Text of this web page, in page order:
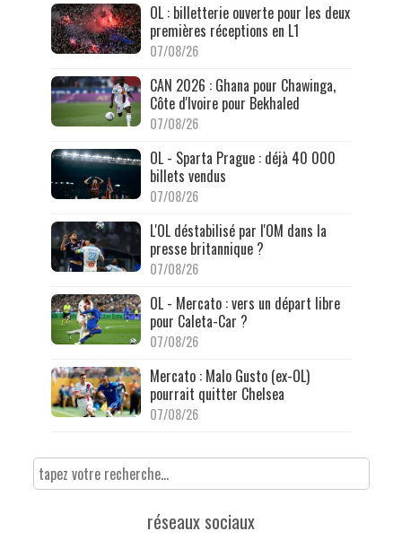
OL : billetterie ouverte pour les deux
premières réceptions en L1
07/08/26
CAN 2026 : Ghana pour Chawinga,
Côte d'Ivoire pour Bekhaled
07/08/26
OL - Sparta Prague : déjà 40 000
billets vendus
07/08/26
L'OL déstabilisé par l'OM dans la
presse britannique ?
07/08/26
OL - Mercato : vers un départ libre
pour Caleta-Car ?
07/08/26
Mercato : Malo Gusto (ex-OL)
pourrait quitter Chelsea
07/08/26
réseaux sociaux